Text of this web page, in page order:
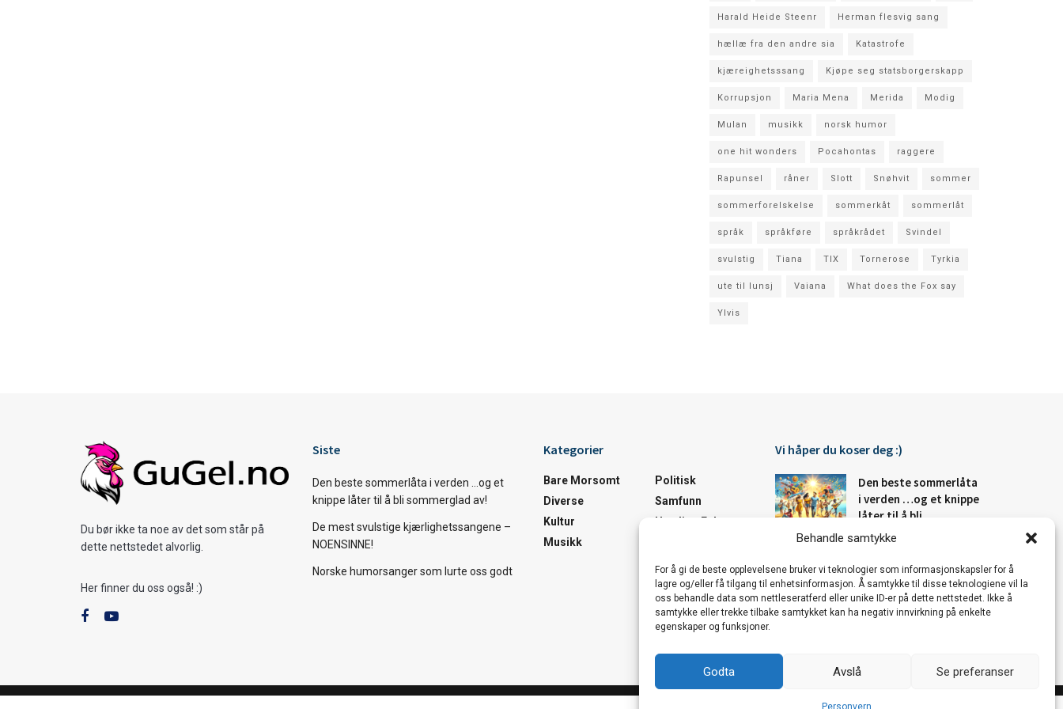
Behandle samtykke
For å gi de beste opplevelsene bruker vi teknologier som informasjonskapsler for å
lagre og/eller få tilgang til enhetsinformasjon. Å samtykke til disse teknologiene vil la
oss behandle data som nettleseratferd eller unike ID-er på dette nettstedet. Ikke å
samtykke eller trekke tilbake samtykket kan ha negativ innvirkning på enkelte
egenskaper og funksjoner.
Godta Avslå Se preferanser
Personvern
Harald Heide Steenr Herman flesvig sang
hællæ fra den andre sia Katastrofe
kjæreighetsssang Kjøpe seg statsborgerskapp
Korrupsjon Maria Mena Merida Modig
Mulan musikk norsk humor
one hit wonders Pocahontas raggere
Rapunsel råner Slott Snøhvit sommer
sommerforelskelse sommerkåt sommerlåt
språk språkføre språkrådet Svindel
svulstig Tiana TIX Tornerose Tyrkia
ute til lunsj Vaiana What does the Fox say
Ylvis
Du bør ikke ta noe av det som står på
dette nettstedet alvorlig.
Her finner du oss også! :)
Siste
Den beste sommerlåta i verden …og et
knippe låter til å bli sommerglad av!
De mest svulstige kjærlighetssangene –
NOENSINNE!
Norske humorsanger som lurte oss godt
Kategorier
Bare Morsomt
Diverse
Kultur
Musikk
Politisk
Samfunn
Utrolige Fakta
Vi håper du koser deg :)
Den beste sommerlåta
i verden …og et knippe
låter til å bli
sommerglad av!
De mest svulstige
kjærlighetssangene –
NOENSINNE!